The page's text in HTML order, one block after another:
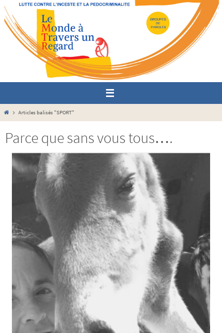
Passer
vers
contenu
HomeArticles balisés "SPORT"
Parce que sans vous tous….